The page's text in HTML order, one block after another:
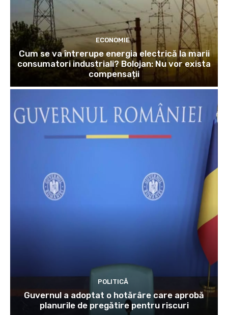
ECONOMIE
Cum se va întrerupe energia electrică la marii
consumatori industriali? Bolojan: Nu vor exista
compensații
POLITICĂ
Guvernul a adoptat o hotărâre care aprobă
planurile de pregătire pentru riscuri